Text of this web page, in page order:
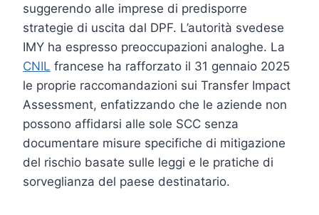
suggerendo alle imprese di predisporre
strategie di uscita dal DPF. L’autorità svedese
IMY ha espresso preoccupazioni analoghe. La
CNIL francese ha rafforzato il 31 gennaio 2025
le proprie raccomandazioni sui Transfer Impact
Assessment, enfatizzando che le aziende non
possono affidarsi alle sole SCC senza
documentare misure specifiche di mitigazione
del rischio basate sulle leggi e le pratiche di
sorveglianza del paese destinatario.